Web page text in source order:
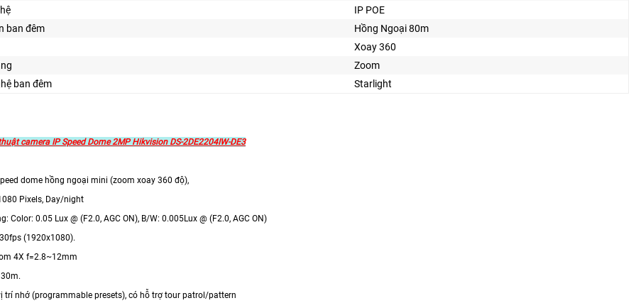
IP POE
ban đêm
Hồng Ngoại 80m
Xoay 360
Zoom
ban đêm
Starlight
camera IP Speed Dome 2MP Hikvision DS-2DE2204IW-DE3
dome hồng ngoại mini (zoom xoay 360 độ),
Pixels, Day/night
Color: 0.05 Lux @ (F2.0, AGC ON), B/W: 0.005Lux @ (F2.0, AGC ON)
(1920x1080).
4X f=2.8~12mm
trí nhớ (programmable presets), có hỗ trợ tour patrol/pattern